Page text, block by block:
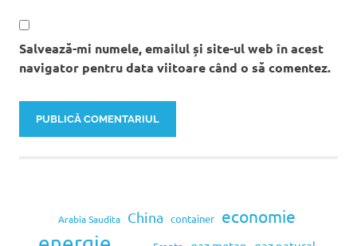
Salvează-mi numele, emailul și site-ul web în acest
navigator pentru data viitoare când o să comentez.
Arabia Saudita China container economie